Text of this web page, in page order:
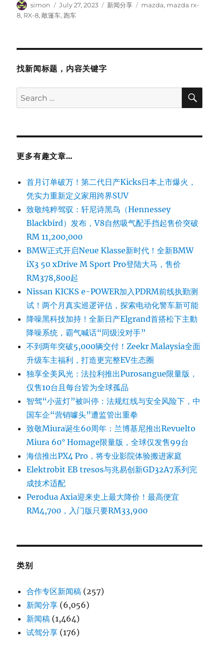
Author
simon
Posted
on
July 27, 2023 Categories
新闻分享 Tags
mazda, mazda rx-
8, RX-8,敞篷车, 跑车
找新闻标题，内容关键字
Search
for:
更多有趣文章…
首月订单破万！第二代日产Kicks日本上市爆火，
凭实力重新定义家用跨界SUV
致敬纯粹驾驭：轩尼诗黑鸟（Hennessey
Blackbird）发布，V8自然吸气配手挡起售价突破
RM 11,200,000
BMW正式开启Neue Klasse新时代！全新BMW
iX3 50 xDrive M Sport Pro登陆大马，售价
RM378,800起
Nissan KICKS e-POWER加入PDRM前线执勤测
试！两个月真实巡逻评估，探索电动化警车新可能
降噪黑科技加持！全新日产Elgrand首搭松下主動
降噪系统，霸气喊话“同级没对手”
不到两年突破5,000辆交付！Zeekr Malaysia全面
升级车主福利，打造更完整EV生态圈
独享全美风光：法拉利推出Purosangue限量版，
仅售10台且每台皆为全球孤品
智驾“小蓝灯”被叫停：法规红线与安全风险下，中
国车企“营销噱头”遭监管出重拳
致敬Miura诞生60周年：兰博基尼推出Revuelto
Miura 60° Homage限量版，全球仅发售99台
海信推出PX4 Pro，将专业影院体验搬进家庭
Elektrobit EB tresos与兆易创新GD32A7系列完
成技术适配
Perodua Axia迎来史上最大降价！最高便宜
RM4,700，入门版只要RM33,900
类别
合作专区新闻稿 (257)
新闻分享 (6,056)
新闻稿 (1,464)
试驾分享 (176)